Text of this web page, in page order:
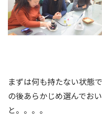
まずは何も持たない状態
の後あらかじめ選んでお
と。。。。